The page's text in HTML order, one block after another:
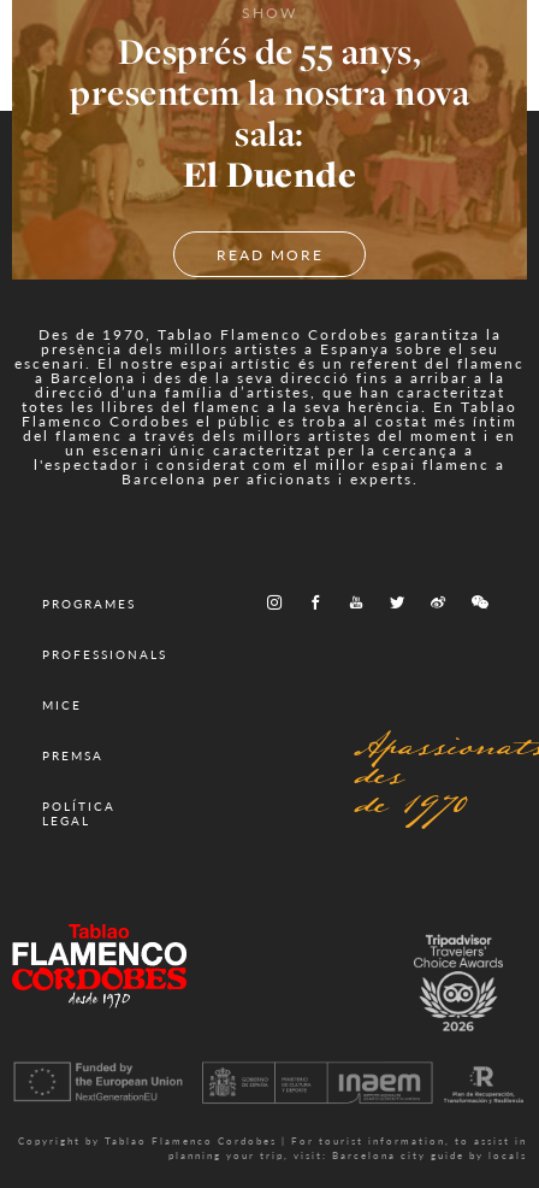
SHOW
Després de 55 anys,
presentem la nostra nova
sala:
El Duende
READ MORE
Des de 1970, Tablao Flamenco Cordobes garantitza la
presència dels millors artistes a Espanya sobre el seu
escenari. El nostre espai artístic és un referent del flamenc
a Barcelona i des de la seva direcció fins a arribar a la
direcció d’una família d’artistes, que han caracteritzat
totes les llibres del flamenc a la seva herència. En Tablao
Flamenco Cordobes el públic es troba al costat més íntim
del flamenc a través dels millors artistes del moment i en
un escenari únic caracteritzat per la cercança a
l'espectador i considerat com el millor espai flamenc a
Barcelona per aficionats i experts.
PROGRAMES
PROFESSIONALS
MICE
PREMSA
POLÍTICA
LEGAL
des
de 1970
Copyright by Tablao Flamenco Cordobes | For tourist information, to assist in
planning your trip, visit: Barcelona city guide by locals